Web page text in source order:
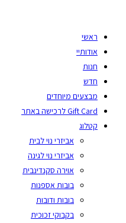
ראשי
אודותיי
חנות
חדש
מבצעים מיוחדים
Gift Card לרכישה באתר
קטלוג
אביזרי נוי לבית
אביזרי נוי לגינה
אוירה סקנדינבית
בובות אספנות
בובות ודובות
בקבוקי זכוכית